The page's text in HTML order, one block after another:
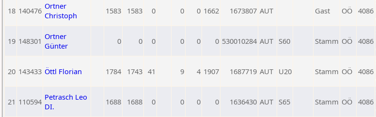
18 140476 Ortner
Christoph
1583 1583 0 0 0 1662 1673807 AUT Gast OÖ 4086
19 148301 Ortner
Günter
0 0 0 0 0 0 530010284 AUT S60 Stamm OÖ 4086
20 143433 Öttl Florian 1784 1743 41 9 4 1907 1687719 AUT U20 Stamm OÖ 4086
21 110594 Petrasch Leo
DI.
1688 1688 0 0 0 0 1636430 AUT S65 Stamm OÖ 4086